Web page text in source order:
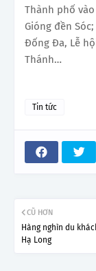
Thành phố
Gióng đền
Đống Đa, Lễ
Thánh…
Tin tức
CŨ HƠN
Hàng nghìn du
Hạ Long